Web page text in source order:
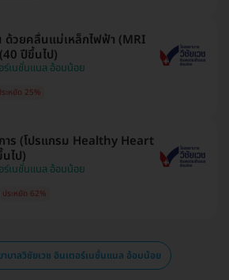
วยคลื่นแม่เหล็กไฟฟ้า (MRI
ปีขึ้นไป)
ร์เนชั่นแนล อ้อมน้อย
ระหยัด 25%
าร (โปรแกรม Healthy Heart
ไป)
ร์เนชั่นแนล อ้อมน้อย
ประหยัด 62%
าบาลวิชัยเวช อินเตอร์เนชั่นแนล อ้อมน้อย